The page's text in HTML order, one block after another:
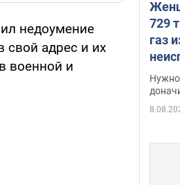
недоумение
свой адрес и их
военной и
729
газ
Нужно